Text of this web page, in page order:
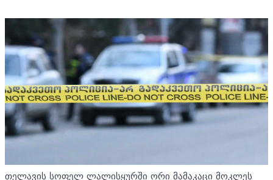
თელავის სოფელ ლალისყურში ორი მამაკაცი მოკლეს